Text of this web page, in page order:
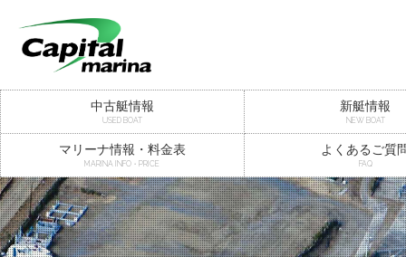
中古艇情報
USED BOAT
新艇情報
NEW BOAT
マリーナ情報・料金表
MARINA INFO・PRICE
よくあるご質
FAQ